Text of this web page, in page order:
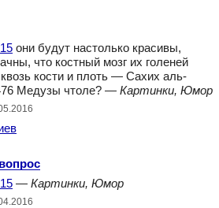
они будут настолько красивы,
что костный мозг их голеней
кости и плоть — Сахих аль-
Медузы чтоле? — Картинки, Юмор
— Картинки, Юмор